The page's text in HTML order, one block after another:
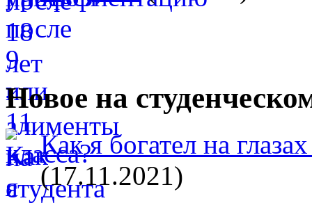
Новое на
Как я богател на
(17.11.2021)